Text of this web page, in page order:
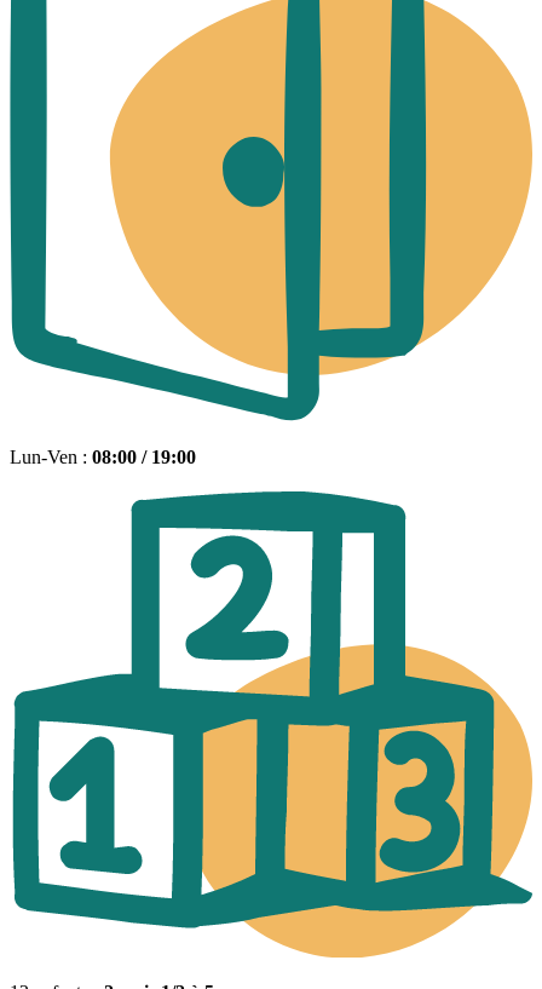
Lun-Ven : 08:00 / 19:00